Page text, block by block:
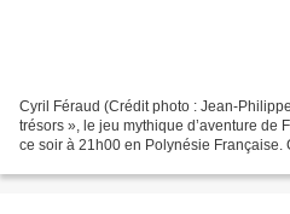
Cyril Féraud (Crédit photo : Jean-
trésors », le jeu mythique d’aventure de
ce soir à 21h00 en Polynésie Française.